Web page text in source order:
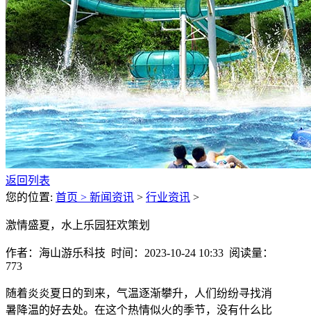
返回列表
您的位置: 首页 > 新闻资讯 > 行业资讯 >
激情盛夏，水上乐园狂欢策划
作者：海山游乐科技 时间：2023-10-24 10:33 阅读量：
773
随着炎炎夏日的到来，气温逐渐攀升，人们纷纷寻找消
暑降温的好去处。在这个热情似火的季节，没有什么比